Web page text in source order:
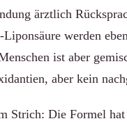
ärztlich
werden
ist aber
aber kein
Strich: Die Formel